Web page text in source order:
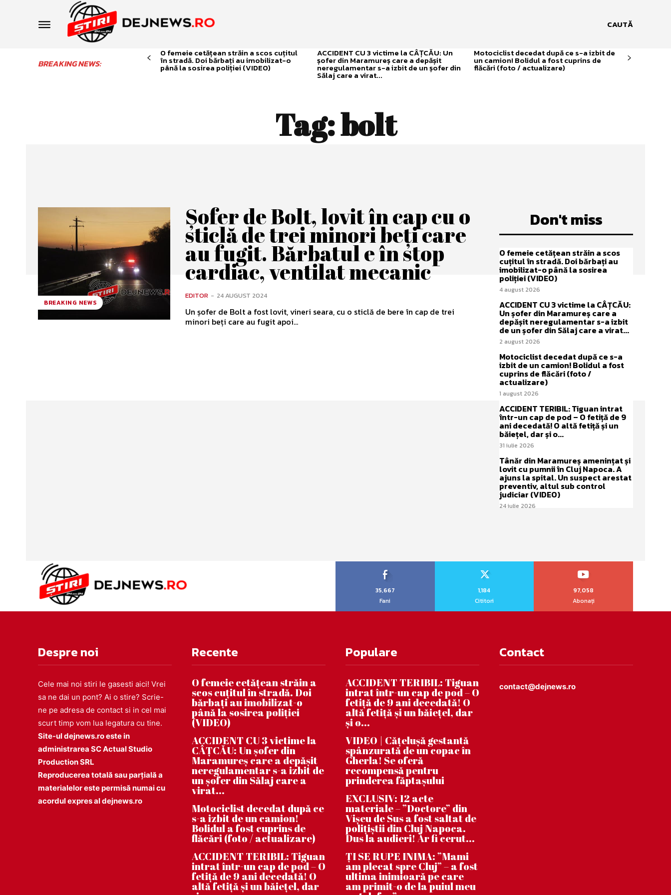
CAUTĂ
BREAKING NEWS:
O femeie cetățean străin a scos cuțitul
în stradă. Doi bărbați au imobilizat-o
până la sosirea poliției (VIDEO)
ACCIDENT CU 3 victime la CÂȚCĂU: Un
șofer din Maramureș care a depășit
neregulamentar s-a izbit de un șofer din
Sălaj care a virat...
Motociclist decedat după ce s-a izbit de
un camion! Bolidul a fost cuprins de
flăcări (foto / actualizare)
Tag:bolt
BREAKING NEWS
Șofer de Bolt, lovit în cap cu o
sticlă de trei minori beți care
au fugit. Bărbatul e în stop
cardiac, ventilat mecanic
EDITOR - 24 AUGUST 2024
Un șofer de Bolt a fost lovit, vineri seara, cu o sticlă de bere în cap de trei
minori beți care au fugit apoi...
Don't miss
O femeie cetățean străin a scos
cuțitul în stradă. Doi bărbați au
imobilizat-o până la sosirea
poliției (VIDEO)
4 august 2026
ACCIDENT CU 3 victime la CÂȚCĂU:
Un șofer din Maramureș care a
depășit neregulamentar s-a izbit
de un șofer din Sălaj care a virat...
2 august 2026
Motociclist decedat după ce s-a
izbit de un camion! Bolidul a fost
cuprins de flăcări (foto /
actualizare)
1 august 2026
ACCIDENT TERIBIL: Tiguan intrat
într-un cap de pod – O fetiță de 9
ani decedată! O altă fetiță și un
băiețel, dar și o...
31 iulie 2026
Tânăr din Maramureș amenințat și
lovit cu pumnii în Cluj Napoca. A
ajuns la spital. Un suspect arestat
preventiv, altul sub control
judiciar (VIDEO)
24 iulie 2026
35,667
Fani
1,184
Cititori
97,058
Abonați
Despre noi
Cele mai noi stiri le gasesti aici! Vrei
sa ne dai un pont? Ai o stire? Scrie-
ne pe adresa de contact si in cel mai
scurt timp vom lua legatura cu tine.
Site-ul dejnews.ro este in
administrarea SC Actual Studio
Production SRL
Reproducerea totală sau parțială a
materialelor este permisă numai cu
acordul expres al dejnews.ro
Recente
O femeie cetățean străin a
scos cuțitul în stradă. Doi
bărbați au imobilizat-o
până la sosirea poliției
(VIDEO)
ACCIDENT CU 3 victime la
CÂȚCĂU: Un șofer din
Maramureș care a depășit
neregulamentar s-a izbit de
un șofer din Sălaj care a
virat...
Motociclist decedat după ce
s-a izbit de un camion!
Bolidul a fost cuprins de
flăcări (foto / actualizare)
ACCIDENT TERIBIL: Tiguan
intrat într-un cap de pod – O
fetiță de 9 ani decedată! O
altă fetiță și un băiețel, dar
Populare
ACCIDENT TERIBIL: Tiguan
intrat într-un cap de pod – O
fetiță de 9 ani decedată! O
altă fetiță și un băiețel, dar
și o...
VIDEO | Căţeluşă gestantă
spânzurată de un copac în
Gherla! Se oferă
recompensă pentru
prinderea făptaşului
EXCLUSIV: 12 acte
materiale – ”Doctore” din
Vișeu de Sus a fost saltat de
polițiștii din Cluj Napoca.
Dus la audieri! Ar fi cerut...
ȚI SE RUPE INIMA: ”Mami
am plecat spre Cluj” – a fost
ultima inimioară pe care
am primit-o de la puiul meu
Contact
contact@dejnews.ro